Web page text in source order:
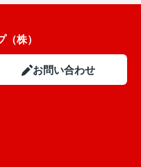
株）
お問い合わせ